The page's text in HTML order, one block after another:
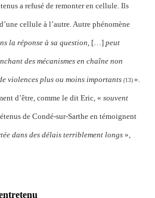
a refusé de remonter en cellule. Ils
cellule à l’autre. Autre phénomène
la réponse à sa question , […] peut
des mécanismes en chaîne non
violences plus ou moins importants (1 3) ».
d’être, comme le dit Eric, « souvent
de Condé-sur-Sarthe en témoignent
dans des délais terriblement longs »,